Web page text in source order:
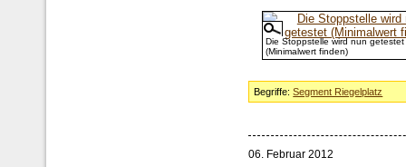
Die Stoppstelle wird nun getestet
(Minimalwert finden)
Begriffe:Segment Riegelplatz
06. Februar 2012